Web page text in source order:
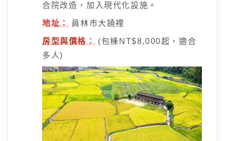
合院改造，加入現代化設施。
地址：員林市大饒裡
房型與價格：(包棟NT$8,000起，適合
多人)